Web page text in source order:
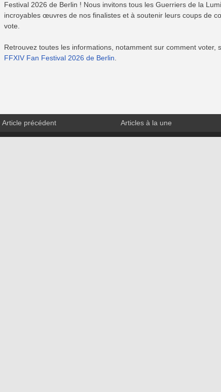
Festival 2026 de Berlin ! Nous invitons tous les Guerriers de la
incroyables œuvres de nos finalistes et à soutenir leurs coups de
vote.
Retrouvez toutes les informations, notamment sur comment voter,
FFXIV Fan Festival 2026 de Berlin.
Article précédent Articles à la une